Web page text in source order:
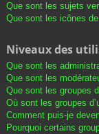
Que sont les sujets
Que sont les icônes
Niveaux des
Que sont les
Que sont les
Que sont les groupes
Où sont les groupes
Comment puis-je
Pourquoi certains